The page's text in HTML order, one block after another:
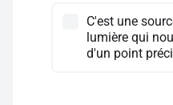
C'est une
lumière qui
d'un point